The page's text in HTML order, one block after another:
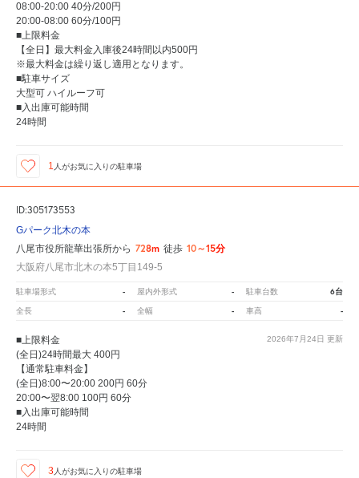
08:00-20:00 40分/200円
20:00-08:00 60分/100円
■上限料金
【全日】最大料金入庫後24時間以内500円
※最大料金は繰り返し適用となります。
■駐車サイズ
大型可 ハイルーフ可
■入出庫可能時間
24時間
1 人がお気に入りの駐車場
ID:305173553
Gパーク北木の本
八尾市役所龍華出張所から 728m 徒歩 10～15分
大阪府八尾市北木の本5丁目149-5
駐車場形式 - 屋内外形式 - 駐車台数 6台
全長 - 全幅 - 車高 -
2026年7月24日 更新
■上限料金
(全日)24時間最大 400円
【通常駐車料金】
(全日)8:00〜20:00 200円 60分
20:00〜翌8:00 100円 60分
■入出庫可能時間
24時間
3人がお気に入りの駐車場